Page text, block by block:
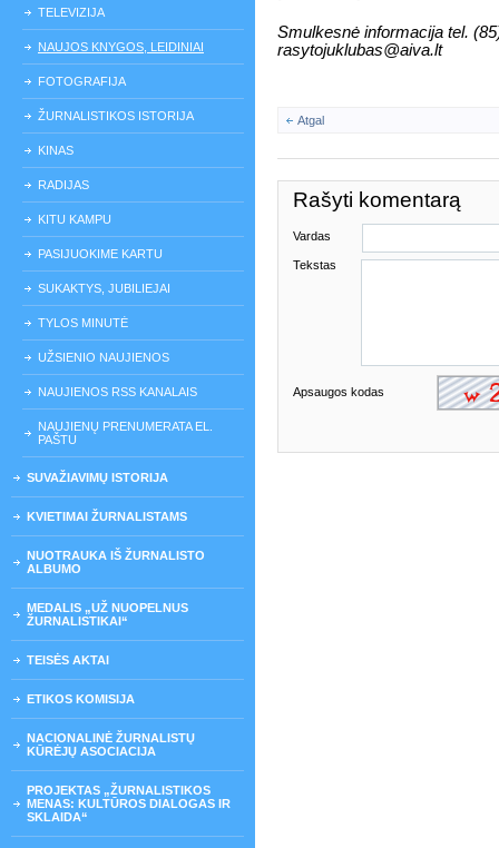
TELEVIZIJA
NAUJOS KNYGOS, LEIDINIAI
FOTOGRAFIJA
ŽURNALISTIKOS ISTORIJA
KINAS
RADIJAS
KITU KAMPU
PASIJUOKIME KARTU
SUKAKTYS, JUBILIEJAI
TYLOS MINUTĖ
UŽSIENIO NAUJIENOS
NAUJIENOS RSS KANALAIS
NAUJIENŲ PRENUMERATA EL.
PAŠTU
SUVAŽIAVIMŲ ISTORIJA
KVIETIMAI ŽURNALISTAMS
NUOTRAUKA IŠ ŽURNALISTO
ALBUMO
MEDALIS „UŽ NUOPELNUS
ŽURNALISTIKAI“
TEISĖS AKTAI
ETIKOS KOMISIJA
NACIONALINĖ ŽURNALISTŲ
KŪRĖJŲ ASOCIACIJA
PROJEKTAS „ŽURNALISTIKOS
MENAS: KULTŪROS DIALOGAS IR
SKLAIDA“
Smulkesnė informacija tel.
rasytojuklubas@aiva.lt
Atgal
Rašyti komentarą
Vardas
Tekstas
Apsaugos kodas